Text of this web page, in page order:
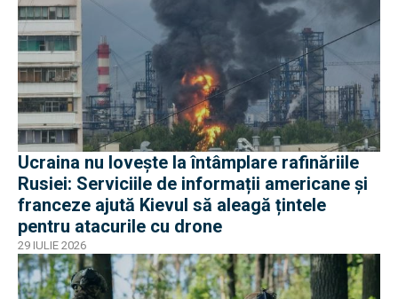
Ucraina nu lovește la întâmplare rafinăriile
Rusiei: Serviciile de informații americane și
franceze ajută Kievul să aleagă țintele
pentru atacurile cu drone
29 IULIE 2026